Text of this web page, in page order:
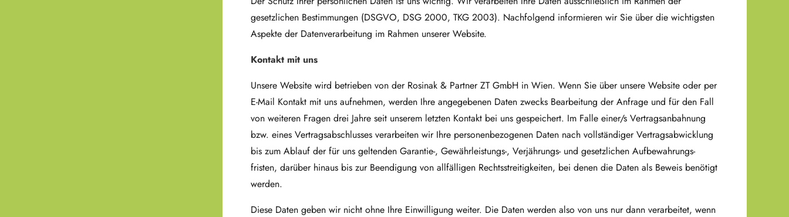
gesetzlichen Bestimmungen (DSGVO, DSG 2000, TKG 2003). Nachfolgend informieren wir Sie über die wichtigsten
Aspekte der Datenverarbeitung im Rahmen unserer Website.
Kontakt mit uns
Unsere Website wird betrieben von der Rosinak & Partner ZT GmbH in Wien. Wenn Sie über unsere Website oder per
E-Mail Kontakt mit uns aufnehmen, werden Ihre angegebenen Daten zwecks Bearbeitung der Anfrage und für den Fall
von weiteren Fragen drei Jahre seit unserem letzten Kontakt bei uns gespeichert. Im Falle einer/s Vertragsanbahnung
bzw. eines Vertragsabschlusses verarbeiten wir Ihre personen­bezogenen Daten nach vollständiger Vertragsabwicklung
bis zum Ablauf der für uns geltenden Garantie-, Gewährleistungs-, Verjährungs- und gesetzlichen Aufbe­wahrungs­­
fristen, darüber hinaus bis zur Beendigung von allfälligen Rechts­streitig­keiten, bei denen die Daten als Beweis benötigt
werden.
Diese Daten geben wir nicht ohne Ihre Einwilligung weiter. Die Daten werden also von uns nur dann verarbeitet, wenn